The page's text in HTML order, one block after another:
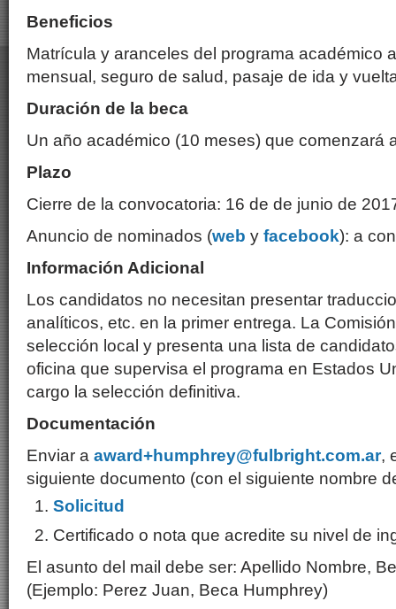
Beneficios
Matrícula y aranceles del programa académico
mensual, seguro de salud, pasaje de ida y
Duración de la beca
Un año académico (10 meses) que comenzará
Plazo
Cierre de la convocatoria: 16 de de junio de
Anuncio de nominados (web y facebook): a
Información Adicional
Los candidatos no necesitan presentar
analíticos, etc. en la primer entrega. La
selección local y presenta una lista de
oficina que supervisa el programa en Estados
cargo la selección definitiva.
Documentación
Enviar a award+humphrey@fulbright.com.ar,
siguiente documento (con el siguiente nombre
Solicitud
Certificado o nota que acredite su nivel de
El asunto del mail debe ser: Apellido Nombre,
(Ejemplo: Perez Juan, Beca Humphrey)